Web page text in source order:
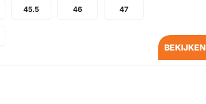
45.5 46 47
BEKIJKEN